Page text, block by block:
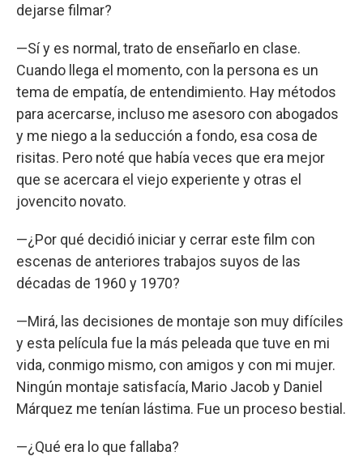
dejarse filmar?
—Sí y es normal, trato de enseñarlo en clase.
Cuando llega el momento, con la persona es un
tema de empatía, de entendimiento. Hay métodos
para acercarse, incluso me asesoro con abogados
y me niego a la seducción a fondo, esa cosa de
risitas. Pero noté que había veces que era mejor
que se acercara el viejo experiente y otras el
jovencito novato.
—¿Por qué decidió iniciar y cerrar este film con
escenas de anteriores trabajos suyos de las
décadas de 1960 y 1970?
—Mirá, las decisiones de montaje son muy difíciles
y esta película fue la más peleada que tuve en mi
vida, conmigo mismo, con amigos y con mi mujer.
Ningún montaje satisfacía, Mario Jacob y Daniel
Márquez me tenían lástima. Fue un proceso bestial.
—¿Qué era lo que fallaba?